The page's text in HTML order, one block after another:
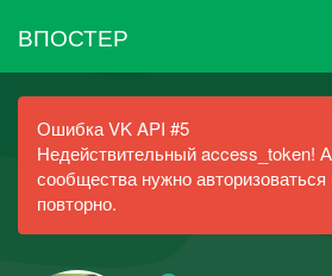
ВПОСТЕР
Ошибка VK API #5
Недействительный access_token!
сообщества нужно авторизоваться
повторно.